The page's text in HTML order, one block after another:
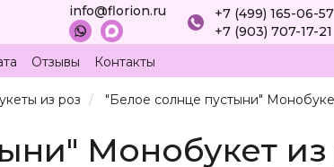
info@florion.ru
+7 (499) 165-06-57
+7 (903) 707-17-21
Отзывы Контакты
из роз "Белое солнце пустыни"
Монобукет из